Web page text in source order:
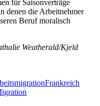
für Saisonverträge
denen die Arbeitnehmer
Beruf moralisch
Weatherald/Kjeld
Frankreich